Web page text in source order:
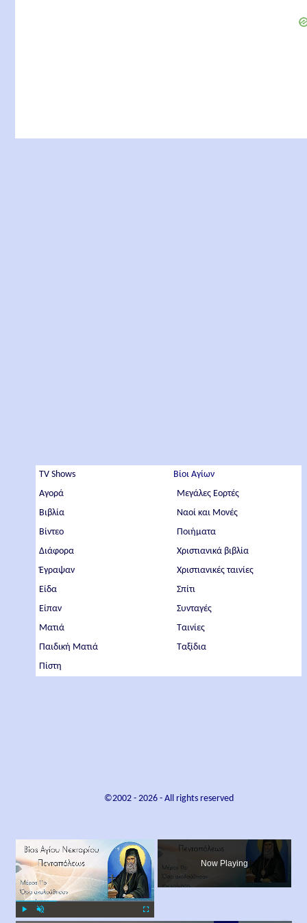
TV Shows
Αγορά
Βιβλία
Βίντεο
Διάφορα
Έγραψαν
Είδα
Είπαν
Ματιά
Παιδική Ματιά
Πίστη
Βίοι Αγίων
Μεγάλες Εορτές
Ναοί και Μονές
Ποιήματα
Χριστιανικά βιβλία
Χριστιανικές ταινίες
Σπίτι
Συνταγές
Ταινίες
Ταξίδια
©2002 - 2026- All rights reserved
Now Playing